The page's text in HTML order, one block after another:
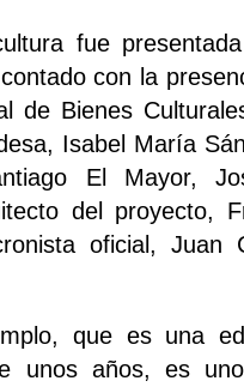
fue
con la
de Bienes
Isabel María
El Mayor,
del proyecto,
oficial, Juan
que es una
unos años, es